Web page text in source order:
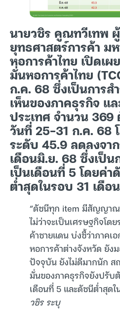
นายวชิร คูณทวีเทพ
ยุทธศาสตร์การค้า ม
หอการค้าไทย เปิดเผ
มั่นหอการค้าไทย
ก.ค. 68 ซึ่งเป็นการส
เห็นของภาคธุรกิจ แ
ประเทศ จำนวน 369
วันที่ 25-31 ก.ค. 68
ระดับ 45.9 ลดลงจา
เดือนมิ.ย. 68 ซึ่งเป็น
เป็นเดือนที่ 5 โดยค่
ต่ำสุดในรอบ 31 เดือน
“ดัชนีทุก item มีสัญญาณ
ไม่ว่าจะเป็นเศรษฐกิจโด
ค้าชายแดน บ่งชี้ว่าภาคเ
หอการค้าต่างจังหวัด ยัง
ปัจจุบัน ยังไม่ดีมากนัก ส
มั่นของภาคธุรกิจยังปรับ
เดือนที่ 5 และดัชนีต่ำสุดใ
วชิร ระบุ